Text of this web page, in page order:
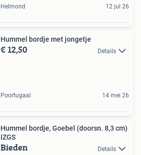
Helmond 12 jul 26
Hummel bordje met jongetje
€ 12,50 Details
Poortugaal 14 mei 26
Hummel bordje, Goebel (doorsn. 8,3 cm)
IZGS
Bieden Details